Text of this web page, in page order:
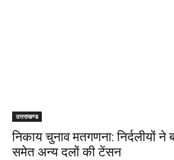
उत्तराखण्ड
निकाय चुनाव मतगणना: निर्दलीयों ने
समेत अन्य दलों की टेंसन